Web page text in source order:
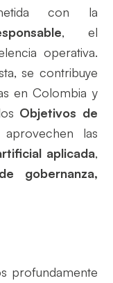
con la
, el
operativa.
se contribuye
en Colombia y
Objetivos de
las
aplicada,
gobernanza,
profundamente